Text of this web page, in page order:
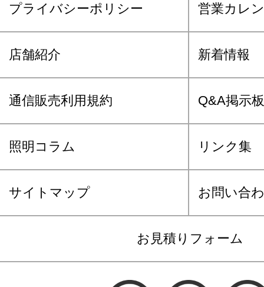
プライバシーポリシー 営業カレ
店舗紹介 新着情報
通信販売利用規約 Q&A掲示板
照明コラム リンク集
サイトマップ お問い合
お見積りフォーム